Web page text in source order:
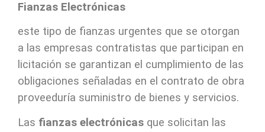
Fianzas Electrónicas
este tipo de fianzas urgentes que se otorgan
a las empresas contratistas que participan en
licitación se garantizan el cumplimiento de las
obligaciones señaladas en el contrato de obra
proveeduría suministro de bienes y servicios.
Las fianzas electrónicas que solicitan las